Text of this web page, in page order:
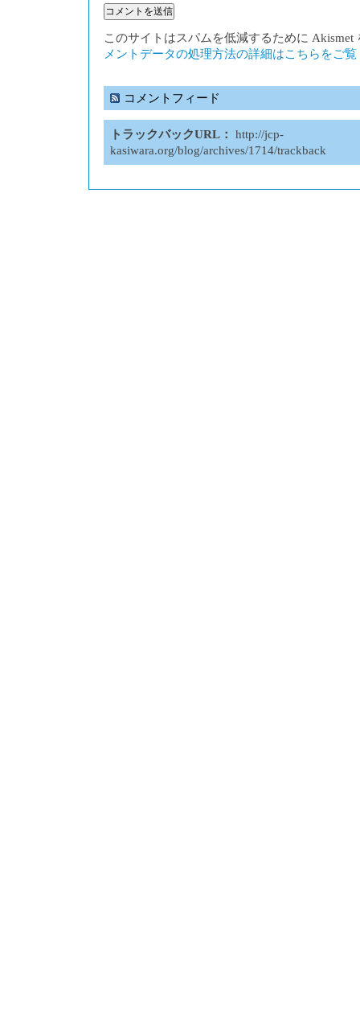
このサイトはスパムを低減するために Akismet
メントデータの処理方法の詳細はこちらをご
コメントフィード
トラックバックURL：
http://jcp-
kasiwara.org/blog/archives/1714/trackback